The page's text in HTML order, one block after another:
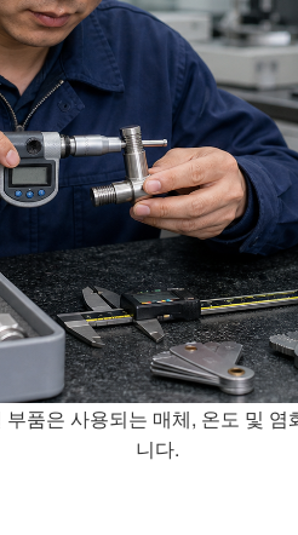
품은 사용되는 매체, 온도 및
니다.